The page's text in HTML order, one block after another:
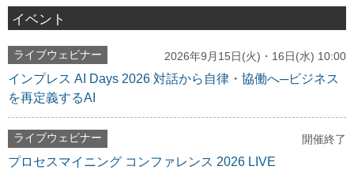
イベント
ライブウェビナー 2026年9月15日(火)・16日(水) 10:00
インプレス AI Days 2026 対話から自律・協働へ─ビジネス
を再定義するAI
ライブウェビナー 開催終了
プロセスマイニング コンファレンス 2026 LIVE